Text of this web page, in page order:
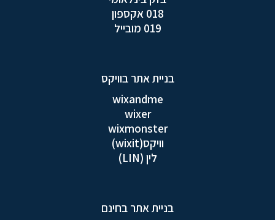
018 אקספון
019 מובייל
בניית אתר בוויקס
wixandme
wixer
wixmonster
וויקס(wixit)
לין (LIN)
בניית אתר בחינם